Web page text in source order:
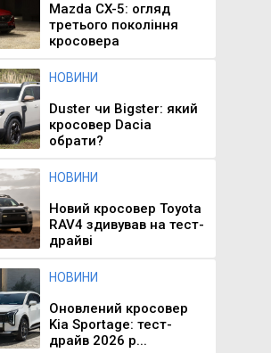
Mazda CX-5: огляд
третього покоління
кросовера
НОВИНИ
Duster чи Bigster: який
кросовер Dacia
обрати?
НОВИНИ
Новий кросовер Toyota
RAV4 здивував на тест-
драйві
НОВИНИ
Оновлений кросовер
Kia Sportage: тест-
драйв 2026 р...